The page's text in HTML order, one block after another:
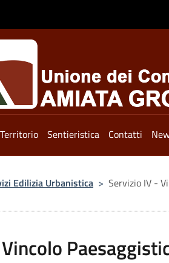
Territorio Sentieristica Contatti
Edilizia Urbanistica > Servizio IV -